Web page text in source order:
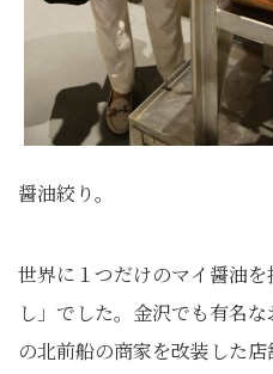
醤油絞り。
世界に１つだけのマイ醤油
し」でした。金沢でも有名
の北前船の商家を改装した